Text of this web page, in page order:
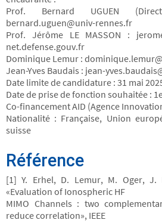
Prof. Bernard UGUEN
bernard.uguen@univ-rennes.fr
Prof. Jérôme LE MASSON :
net.defense.gouv.fr
Dominique Lemur :
Jean-Yves Baudais : jean-
Date limite de candidature : 31 mai
Date de prise de fonction souhaitée :
Co-financement AID (Agence
Nationalité : Française, Union
suisse
Référence
[1] Y. Erhel, D. Lemur, M. Oger, J.
«Evaluation of Ionospheric HF
MIMO Channels : two
reduce correlation», IEEE